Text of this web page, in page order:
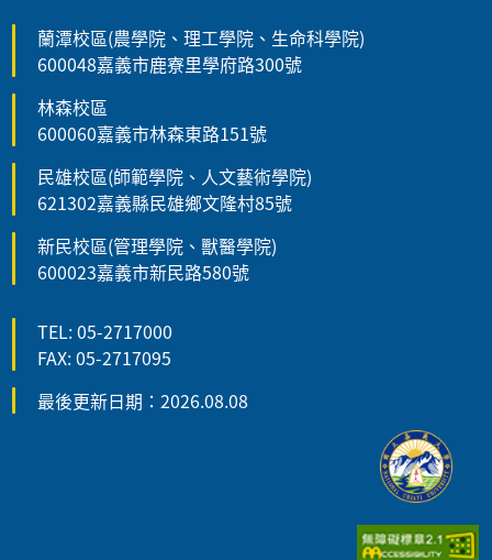
蘭潭校區(農學院、理工學院、生命科學院)
600048嘉義市鹿寮里學府路300號
林森校區
600060嘉義市林森東路151號
民雄校區(師範學院、人文藝術學院)
621302嘉義縣民雄鄉文隆村85號
新民校區(管理學院、獸醫學院)
600023嘉義市新民路580號
TEL: 05-2717000
FAX: 05-2717095
最後更新日期：2026.08.08